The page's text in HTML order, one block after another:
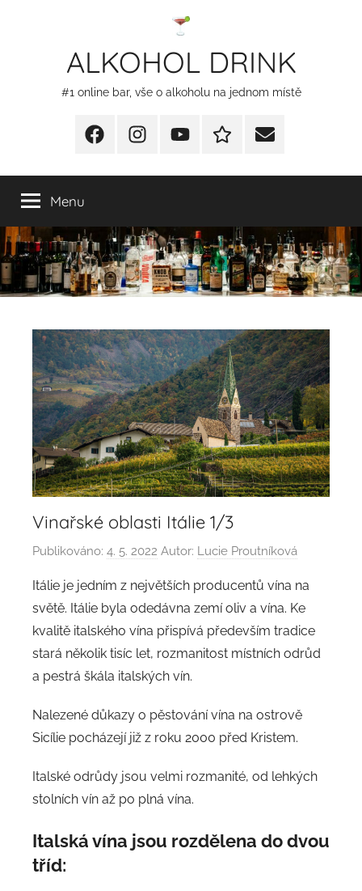
ALKOHOL DRINK
#1 online bar, vše o alkoholu na jednom místě
FacebookInstagram
YT
Redakční
E-
Menu
Vinařské oblasti Itálie 1/3
Publikováno: 4. 5. 2022 Autor: Lucie Proutníková
Itálie je jedním z největších producentů vína na
světě. Itálie byla odedávna zemí oliv a vína. Ke
kvalitě italského vína přispívá především tradice
stará několik tisíc let, rozmanitost místních odrůd
a pestrá škála italských vín.
Nalezené důkazy o pěstování vína na ostrově
Sicílie pocházejí již z roku 2000 před Kristem.
Italské odrůdy jsou velmi rozmanité, od lehkých
stolních vín až po plná vína.
Italská vína jsou rozdělena do dvou
tříd: